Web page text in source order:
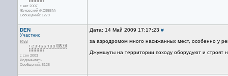
с авг 2007
Жуковский (KO95BN)
Сообщений: 1279
DEN
Участник
с сен 2003
Родина-мать
Сообщений: 8128
Дата: 14 Май 2009 17:17:23 #
за аэродромом много насижанных мест, особенно у
Джумшуты на территории походу оборудуют и строят